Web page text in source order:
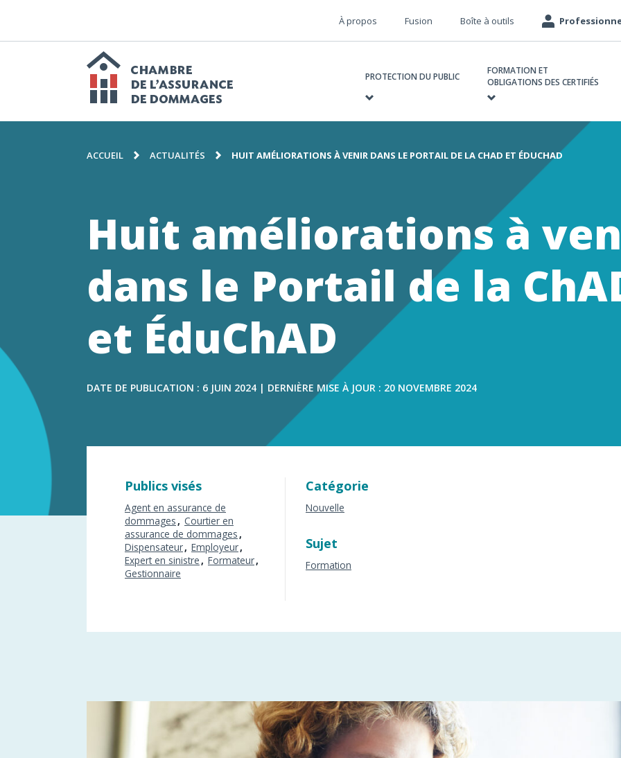
CONTENU
Chambre
de
l'assurance
de
dommages
principale
PROTECTION DU PUBLIC
FORMATION ET
OBLIGATIONS DES CERTIFIÉS
Méta
navigation
À propos Fusion Boîte à outils
FIL
ACCUEIL ACTUALITÉS HUIT AMÉLIORATIONS À VENIR DANS LE PORTAIL DE LA CHAD ET ÉDUCHAD
Huit améliorations à
dans le Portail de la
et ÉduChAD
DATE DE PUBLICATION : 6 JUIN 2024 | DERNIÈRE MISE À JOUR : 20 NOVEMBRE 2024
Publics visés
Agent en assurance de
dommages
Courtier en
assurance de dommages
Dispensateur
Employeur
Expert en sinistre
Formateur
Gestionnaire
Catégorie
Nouvelle
Sujet
Formation